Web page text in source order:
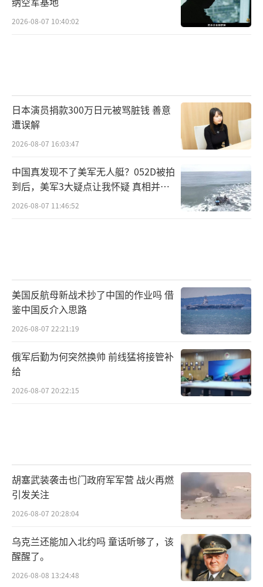
2026-08-07 10:40:02
日本演员捐款300万日元被骂脏钱 善意
遭误解
2026-08-07 16:03:47
中国真发现不了美军无人艇？052D被拍
到后，美军3大疑点让我怀疑 真相并非
如此
2026-08-07 11:46:52
美国反航母新战术抄了中国的作业吗 借
鉴中国反介入思路
2026-08-07 22:21:19
俄军后勤为何突然换帅 前线猛将接管补
给
2026-08-07 20:22:15
胡塞武装袭击也门政府军军营 战火再燃
引发关注
2026-08-07 20:28:04
乌克兰还能加入北约吗 童话听够了，该
醒醒了。
2026-08-08 13:24:48